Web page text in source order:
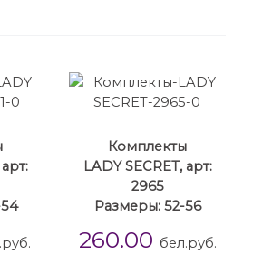
Комплекты
LADY SECRET, арт:
2965
Размеры: 52-56
260.00 бел.руб.